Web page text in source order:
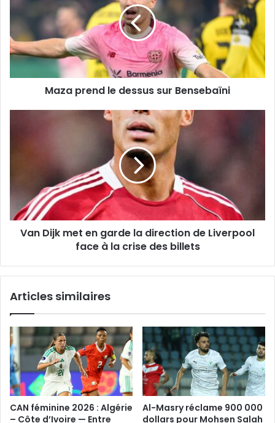
sur
Bensebaïni
Maza prend le dessus sur Bensebaïni
direction
de
Liverpool
face
billets
Van Dijk met en garde la direction de Liverpool
face à la crise des billets
Articles similaires
CAN féminine 2026 : Algérie
– Côte d’Ivoire — Entre
Al-Masry réclame 900 000
dollars pour Mohsen Salah